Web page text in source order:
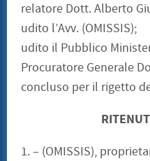
relatore Dott. Alberto
udito l’Avv. (OMISSIS);
udito il Pubblico
Procuratore Generale
concluso per il rigetto
1. – (OMISSIS),